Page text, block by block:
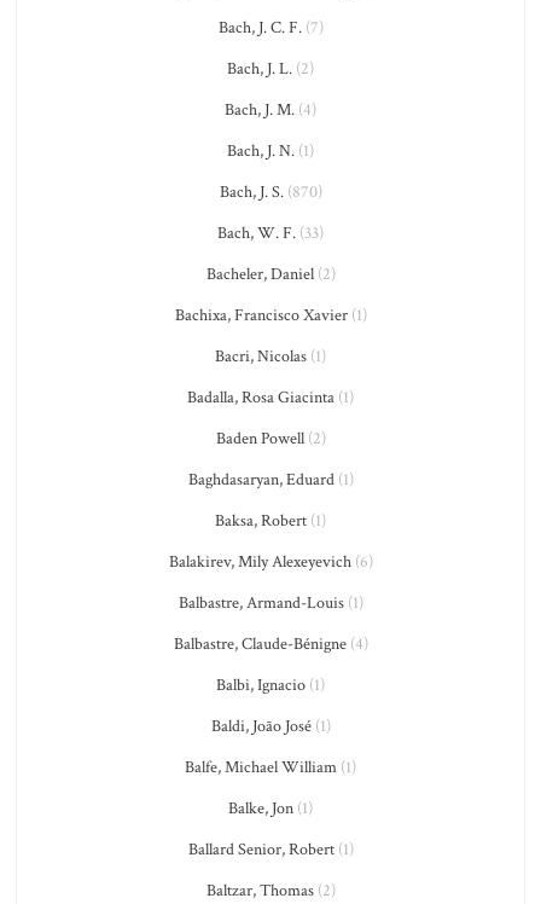
Bach, J. C. F.(7)
Bach, J. L. (2)
Bach, J. M. (4)
Bach, J. N. (1)
Bach, J. S.(870)
Bach, W. F. (33)
Bacheler, Daniel(2)
Bachixa, Francisco Xavier(1)
Bacri, Nicolas (1)
Badalla, Rosa Giacinta (1)
Baden Powell(2)
Baghdasaryan, Eduard(1)
Baksa, Robert (1)
Balakirev, Mily Alexeyevich(6)
Balbastre, Armand-Louis(1)
Balbastre, Claude-Bénigne(4)
Balbi, Ignacio (1)
Baldi, João José(1)
Balfe, Michael William (1)
Balke, Jon (1)
Ballard Senior, Robert(1)
Baltzar, Thomas(2)